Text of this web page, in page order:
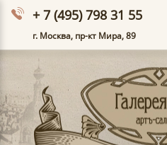
+ 7 (495) 798 31 55
г. Москва, пр-кт Мира, 89